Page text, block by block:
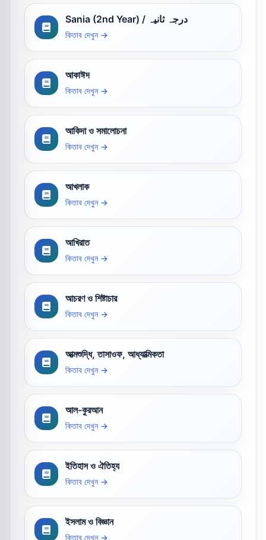
Sania (2nd Year) / درجہ ثانیہ
কিতাব দেখুন →
আকাঈদ
কিতাব দেখুন →
আকিদা ও সমালোচনা
কিতাব দেখুন →
আখলাক
কিতাব দেখুন →
আখিরাত
কিতাব দেখুন →
আচরণ ও শিষ্টাচার
কিতাব দেখুন →
আত্মশুদ্ধি, তাসাওফ, আধ্যাত্মিকতা
কিতাব দেখুন →
আল-কুরআন
কিতাব দেখুন →
ইতিহাস ও ঐতিহ্য
কিতাব দেখুন →
ইসলাম ও বিজ্ঞান
কিতাব দেখুন →